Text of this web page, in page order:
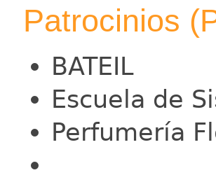
Patrocinios
BATEIL
Escuela de
Perfumería